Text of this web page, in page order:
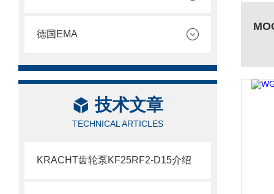
德国EMA
技术文章
TECHNICAL ARTICLES
KRACHT齿轮泵KF25RF2-D15介绍